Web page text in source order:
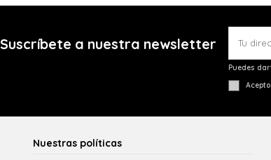
Suscríbete a nuestra newsletter
Puedes
Nuestras políticas